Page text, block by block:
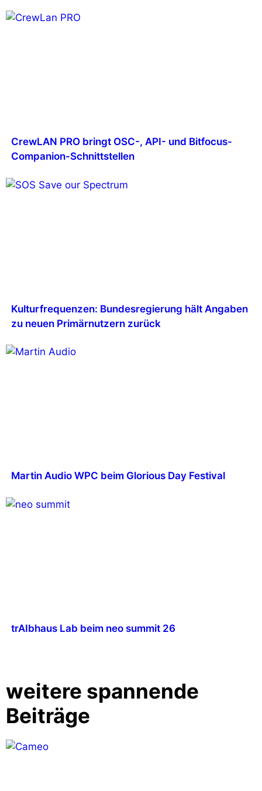
CrewLAN PRO bringt OSC-, API- und Bitfocus-
Companion-Schnittstellen
Kulturfrequenzen: Bundesregierung hält Angaben
zu neuen Primärnutzern zurück
Martin Audio WPC beim Glorious Day Festival
trAIbhaus Lab beim neo summit 26
weitere spannende
Beiträge